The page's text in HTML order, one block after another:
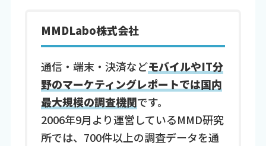
MMDLabo株式会社
通信・端末・決済などモバイルやIT分
野のマーケティングレポートでは国内
最大規模の調査機関です。
2006年9月より運営しているMMD研究
所では、700件以上の調査データを通